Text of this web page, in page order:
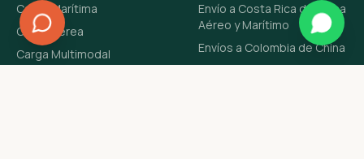
Carga Marítima
Carga Aérea
Carga Multimodal
Envío a Costa Rica de China
Aéreo y Marítimo
Envíos a Colombia de China